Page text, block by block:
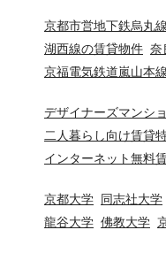
京都市営地下鉄烏丸
湖西線の賃貸物件 奈
京福電気鉄道嵐山本
デザイナーズマンシ
二人暮らし向け賃貸
インターネット無料
京都大学 同志社大学
龍谷大学 佛教大学